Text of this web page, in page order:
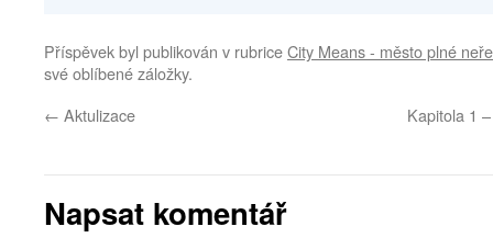
Příspěvek byl publikován v rubriceCity Means - město plné
své oblíbené záložky.
← Aktulizace Kapitola 1
Napsat komentář